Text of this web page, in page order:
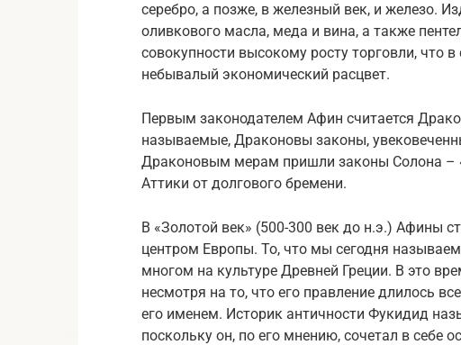
серебро, а позже, в железный век, и железо.
оливкового масла, меда и вина, а также
совокупности высокому росту торговли, что
небывалый экономический расцвет.
Первым законодателем Афин считается
называемые, Драконовы законы,
Драконовым мерам пришли законы Солона –
Аттики от долгового бремени.
В «Золотой век» (500-300 век до н.э.) Афины
центром Европы. То, что мы сегодня
многом на культуре Древней Греции. В это
несмотря на то, что его правление длилось
его именем. Историк античности Фукидид
поскольку он, по его мнению, сочетал в себе